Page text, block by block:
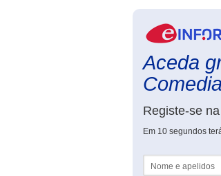
Aceda
Registe-se na
Em 10 segundos